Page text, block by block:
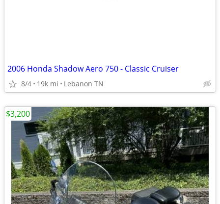
2006 Honda Shadow Aero 750 - Classic Cruiser
8/4 19k mi Lebanon TN
$3,200